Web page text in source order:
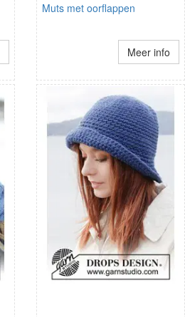
Muts met oorflappen
Meer info